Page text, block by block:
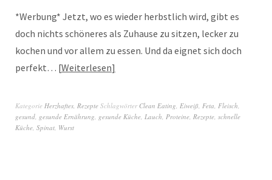
*Werbung* Jetzt, wo es wieder herbstlich wird, gibt es
doch nichts schöneres als Zuhause zu sitzen, lecker zu
kochen und vor allem zu essen. Und da eignet sich doch
perfekt… Weiterlesen
Kategorie Herzhaftes Rezepte Schlagwörter Clean Eating Eiweiß Feta Fleisch
gesund gesunde Ernährung gesunde Küche Lauch Proteine Rezepte schnelle
Küche Spinat Wurst